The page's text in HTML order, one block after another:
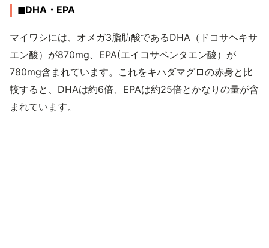
◼︎DHA・EPA
マイワシには、オメガ3脂肪酸であるDHA（ドコサヘキサ
エン酸）が870mg、EPA(エイコサペンタエン酸）が
780mg含まれています。これをキハダマグロの赤身と比
較すると、DHAは約6倍、EPAは約25倍とかなりの量が含
まれています。